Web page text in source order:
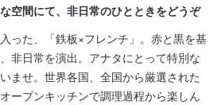
空間にて、非日常のひとときをどうぞ
った、「鉄板×フレンチ」。赤と黒を基
非日常を演出。アナタにとって特別な
ませ。世界各国、全国から厳選された
ープンキッチンで調理過程から楽しん
務OK(土日休み)
土日祝のみ勤務OK